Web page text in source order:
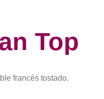
Top
francés tostado.